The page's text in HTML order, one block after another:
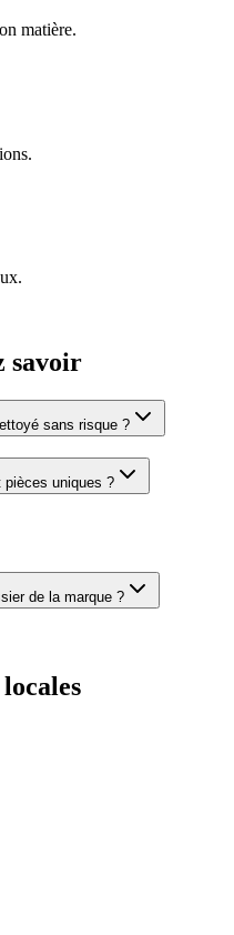
matière.
savoir
sans risque ?
uniques ?
de la marque ?